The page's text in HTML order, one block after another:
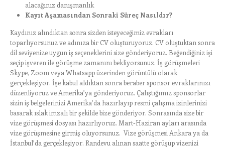
alacağınız danışmanlık
Kayıt Aşamasından Sonraki Süreç Nasıldır?
Kaydınız alındıktan sonra sizden isteyeceğimiz evrakları
toparlıyorsunuz ve adınıza bir CV oluşturuyoruz. CV oluştuktan sonra
dil seviyenize uygun iş seçeneklerini size gönderiyoruz. Beğendiğiniz işi
seçip işveren ile görüşme zamanını bekliyorsunuz. İş görüşmeleri
Skype, Zoom veya Whatsapp üzerinden görüntülü olarak
gerçekleşiyor. İşe kabul aldıktan sonra beraber sponsor evraklarınızı
düzenliyoruz ve Amerika’ya gönderiyoruz. Çalıştığımız sponsorlar
sizin iş belgelerinizi Amerika’da hazırlayıp resmi çalışma izinlerinizi
basarak ıslak imzalı bir şekilde bize gönderiyor. Sonrasında size bir
vize görüşmesi dosyası hazırlıyoruz. Mart-Haziran ayları arasında
vize görüşmesine girmiş oluyorsunuz. Vize görüşmesi Ankara ya da
İstanbul’da gerçekleşiyor. Randevu alınan saatte görüşüp vizenizi